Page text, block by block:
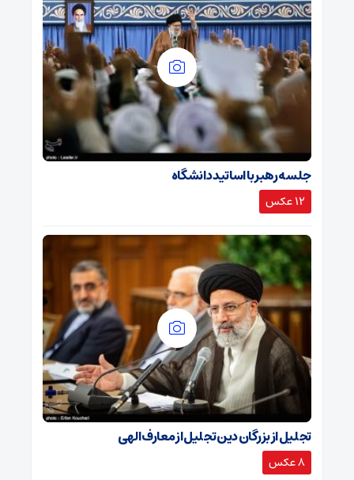
جلسه رهبر با اساتید دانشگاه
12 عکس
تجلیل از بزرگان دین تجلیل از معارف الهی
8 عکس